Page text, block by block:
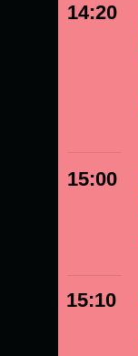
14:20
15:00
15:10